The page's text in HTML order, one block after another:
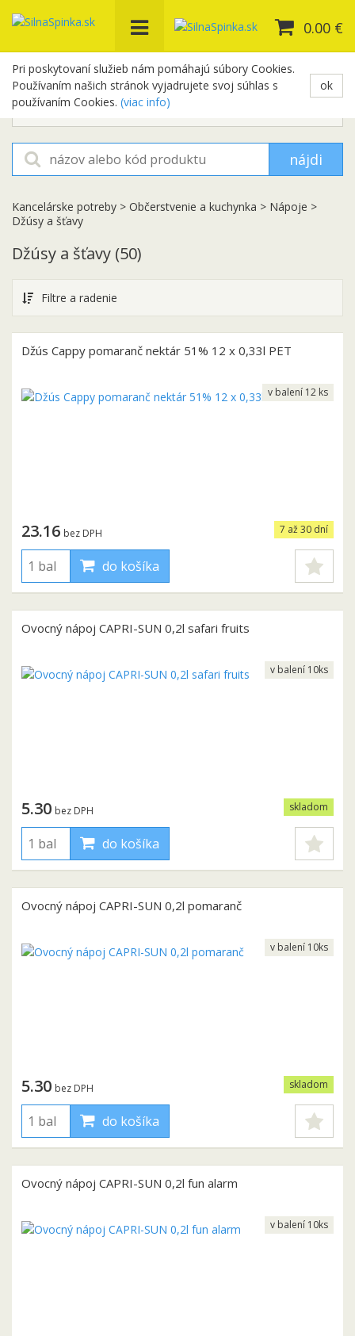
Pri poskytovaní služieb nám pomáhajú súbory Cookies.
Používaním našich stránok vyjadrujete svoj súhlas s
používaním Cookies. (viac info)
ok
0.00 €
+421 948 654 329
objednavky@silnaspinka.sk
nájdi
Kancelárske potreby > Občerstvenie a kuchynka > Nápoje >
Džúsy a šťavy
Džúsy a šťavy (50)
Filtre a radenie
Džús Cappy pomaranč nektár 51% 12 x 0,33l PET
7 až 30 dní
23.16 bez DPH
do košíka
v balení 12 ks
Ovocný nápoj CAPRI-SUN 0,2l safari fruits
skladom
5.30 bez DPH
do košíka
v balení 10ks
Ovocný nápoj CAPRI-SUN 0,2l pomaranč
skladom
5.30 bez DPH
do košíka
v balení 10ks
Ovocný nápoj CAPRI-SUN 0,2l fun alarm
v balení 10ks